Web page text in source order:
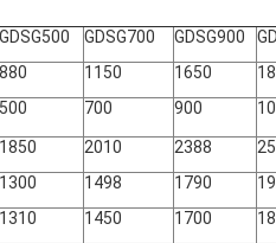
GDSG500 GDSG700 GDSG900
880 1150 1650
500 700 900
1850 2010 2388
1300 1498 1790
1310 1450 1700